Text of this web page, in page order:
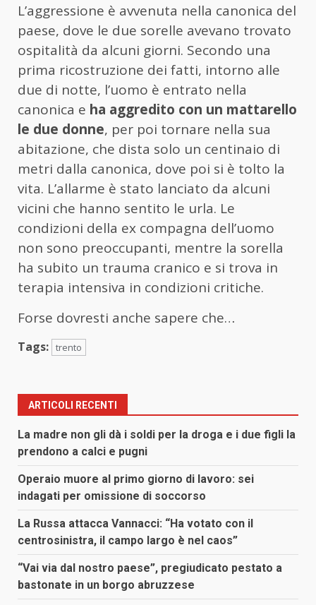
L’aggressione è avvenuta nella canonica del
paese, dove le due sorelle avevano trovato
ospitalità da alcuni giorni. Secondo una
prima ricostruzione dei fatti, intorno alle
due di notte, l’uomo è entrato nella
canonica e ha aggredito con un mattarello
le due donne, per poi tornare nella sua
abitazione, che dista solo un centinaio di
metri dalla canonica, dove poi si è tolto la
vita. L’allarme è stato lanciato da alcuni
vicini che hanno sentito le urla. Le
condizioni della ex compagna dell’uomo
non sono preoccupanti, mentre la sorella
ha subito un trauma cranico e si trova in
terapia intensiva in condizioni critiche.
Forse dovresti anche sapere che…
Tags: trento
ARTICOLI RECENTI
La madre non gli dà i soldi per la droga e i due figli la
prendono a calci e pugni
Operaio muore al primo giorno di lavoro: sei
indagati per omissione di soccorso
La Russa attacca Vannacci: “Ha votato con il
centrosinistra, il campo largo è nel caos”
“Vai via dal nostro paese”, pregiudicato pestato a
bastonate in un borgo abruzzese